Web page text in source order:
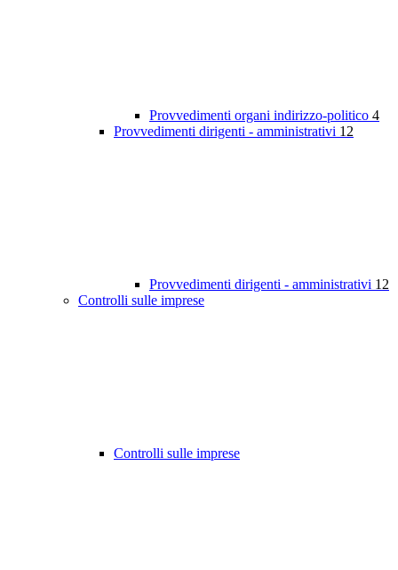
Provvedimenti organi indirizzo-politico 4
Provvedimenti dirigenti - amministrativi 12
Provvedimenti dirigenti - amministrativi 12
Controlli sulle imprese
Controlli sulle imprese